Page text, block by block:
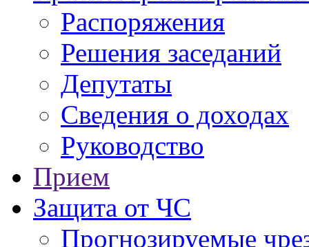
Распоряжения
Решения заседаний
Депутаты
Сведения о доходах
Руководство
Прием
Защита от ЧС
Прогнозируемые